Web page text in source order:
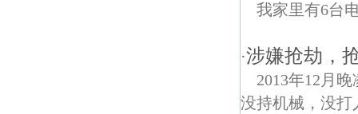
我家里有6台
·涉嫌抢劫，
2013年12月
没持机械，没打